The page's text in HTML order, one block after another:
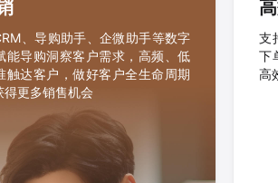
、导购助手、企微助手等数字
能导购洞察客户需求，高频、低
触达客户，做好客户全生命周期
得更多销售机会
支
下
高